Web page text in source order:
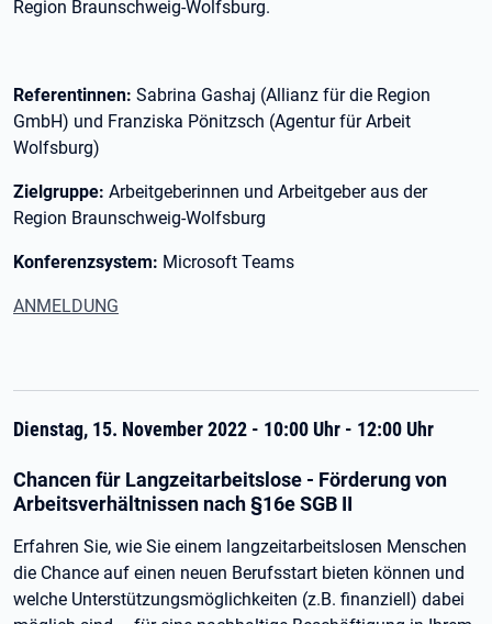
Region Braunschweig-Wolfsburg.
Referentinnen: Sabrina Gashaj (Allianz für die Region
GmbH) und Franziska Pönitzsch (Agentur für Arbeit
Wolfsburg)
Zielgruppe: Arbeitgeberinnen und Arbeitgeber aus der
Region Braunschweig-Wolfsburg
Konferenzsystem: Microsoft Teams
ANMELDUNG
Dienstag, 15. November 2022 - 10:00 Uhr - 12:00 Uhr
Chancen für Langzeitarbeitslose - Förderung von
Arbeitsverhältnissen nach §16e SGB II
Erfahren Sie, wie Sie einem langzeitarbeitslosen Menschen
die Chance auf einen neuen Berufsstart bieten können und
welche Unterstützungsmöglichkeiten (z.B. finanziell) dabei